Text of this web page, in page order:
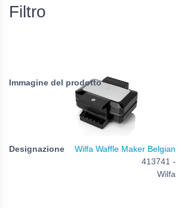
Filtro
Wilfa Waffle Maker Belgian
413741 -
Wilfa